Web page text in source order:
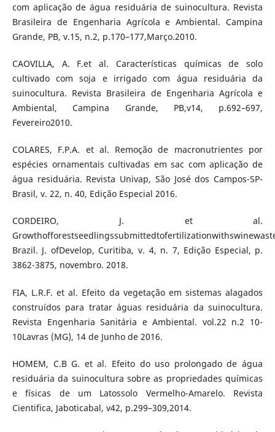
com aplicação de água residuária de suinocultura. Revista
Brasileira de Engenharia Agrícola e Ambiental. Campina
Grande, PB, v.15, n.2, p.170–177,Março.2010.
CAOVILLA, A. F.et al. Características químicas de solo
cultivado com soja e irrigado com água residuária da
suinocultura. Revista Brasileira de Engenharia Agrícola e
Ambiental, Campina Grande, PB,v14, p.692–697,
Fevereiro2010.
COLARES, F.P.A. et al. Remoção de macronutrientes por
espécies ornamentais cultivadas em sac com aplicação de
água residuária. Revista Univap, São José dos Campos-SP-
Brasil, v. 22, n. 40, Edição Especial 2016.
CORDEIRO, J. et al.
Brazil. J. ofDevelop, Curitiba, v. 4, n. 7, Edição Especial, p.
3862-3875, novembro. 2018.
FIA, L.R.F. et al. Efeito da vegetação em sistemas alagados
construídos para tratar águas residuária da suinocultura.
Revista Engenharia Sanitária e Ambiental. vol.22 n.2 10-
10Lavras (MG), 14 de Junho de 2016.
HOMEM, C.B G. et al. Efeito do uso prolongado de água
residuária da suinocultura sobre as propriedades químicas
e físicas de um Latossolo Vermelho-Amarelo. Revista
Cientifica, Jaboticabal, v42, p.299–309,2014.